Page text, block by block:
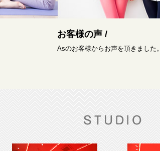
お客様の声 /
Asのお客様からお声を頂きました。